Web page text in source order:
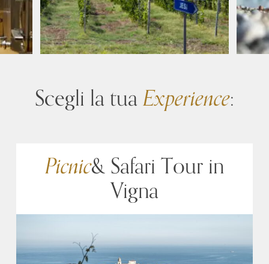
Scegli la tuaExperience:
Picnic& Safari Tour in
Vigna